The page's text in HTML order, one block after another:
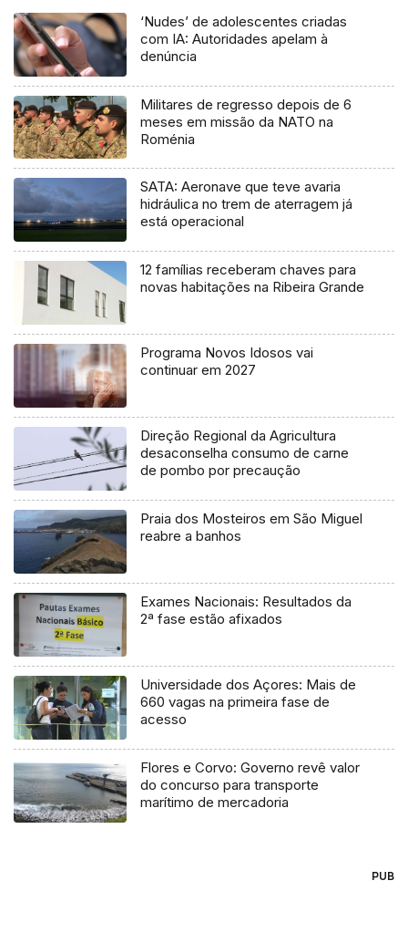
‘Nudes’ de adolescentes criadas
com IA: Autoridades apelam à
denúncia
Militares de regresso depois de 6
meses em missão da NATO na
Roménia
SATA: Aeronave que teve avaria
hidráulica no trem de aterragem já
está operacional
12 famílias receberam chaves para
novas habitações na Ribeira Grande
Programa Novos Idosos vai
continuar em 2027
Direção Regional da Agricultura
desaconselha consumo de carne
de pombo por precaução
Praia dos Mosteiros em São Miguel
reabre a banhos
Exames Nacionais: Resultados da
2ª fase estão afixados
Universidade dos Açores: Mais de
660 vagas na primeira fase de
acesso
Flores e Corvo: Governo revê valor
do concurso para transporte
marítimo de mercadoria
PUB